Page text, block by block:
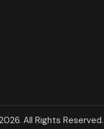
All Rights Reserved.